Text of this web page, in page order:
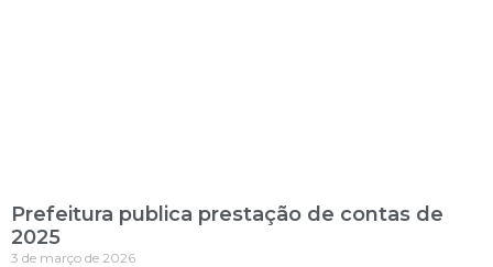
Prefeitura publica prestação de contas de
2025
3 de março de 2026